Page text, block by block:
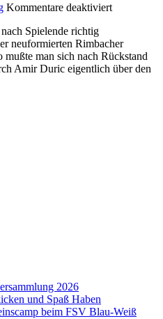
Kommentare deaktiviertfür
Biblis
teilen
sich
Spielende richtig
neuformierten Rimbacher
man sich nach Rückstand
Amir Duric eigentlich über den
2026
und Spaß Haben
beim FSV Blau-Weiß